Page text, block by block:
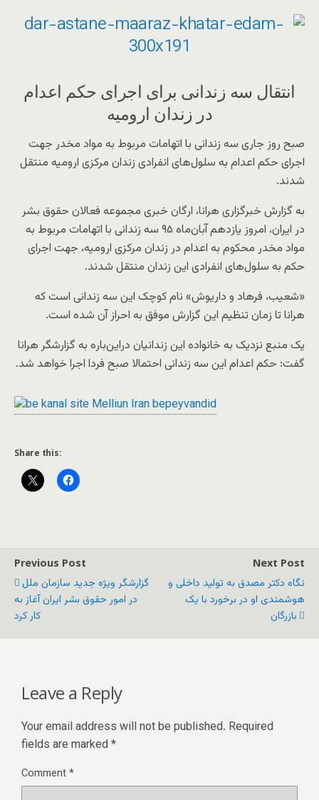
انتقال سه زندانی برای اجرای حکم اعدام
در زندان ارومیه
صبح روز جاری سه زندانی با اتهامات مربوط به مواد مخدر جهت
اجرای حکم اعدام به سلول‌های انفرادی زندان مرکزی ارومیه منتقل
شدند.
به گزارش خبرگزاری هرانا، ارگان خبری مجموعه فعالان حقوق بشر
در ایران، امروز یازدهم آبان‌ماه ۹۵ سه زندانی با اتهامات مربوط به
مواد مخدر محکوم به اعدام در زندان مرکزی ارومیه، جهت اجرای
حکم به سلول‌های انفرادی این زندان منتقل شدند.
«شعیب، فرهاد و داریوش» نام کوچک این سه زندانی است که
هرانا تا زمان تنظیم این گزارش موفق به احراز آن شده است.
یک منبع نزدیک به خانواده این زندانیان دراین‌باره به گزارشگر هرانا
گفت: حکم اعدام این سه زندانی احتمالا صبح فردا اجرا خواهد شد.
Share this:
Previous Post
گزارشگر ویژه جدید سازمان ملل
در امور حقوق بشر ایران آغاز به
کار کرد
Next Post
نگاه دکتر مصدق به تولید داخلی و
هوشمندی او در برخورد با یک
بازرگان
Leave a Reply
Your email address will not be published. Required
fields are marked *
Comment*